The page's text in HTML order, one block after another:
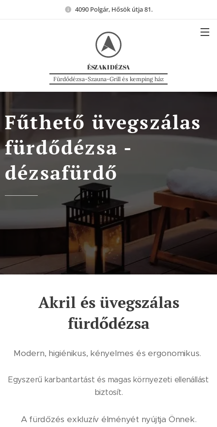
4090 Polgár, Hősök útja 81.
ÉSZAKIDÉZSA
Fürdődézsa-Szauna-Grill és kemping ház
Fűthető üvegszálas
fürdődézsa -
dézsafürdő
Akril és üvegszálas
fürdődézsa
Modern, higiénikus, kényelmes és ergonomikus.
Egyszerű karbantartást és magas környezeti ellenállást
biztosít.
A fürdőzés exkluzív élményét nyújtja Önnek.